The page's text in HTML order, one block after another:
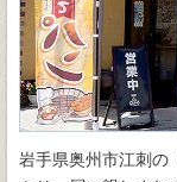
岩手県奥州市江刺の